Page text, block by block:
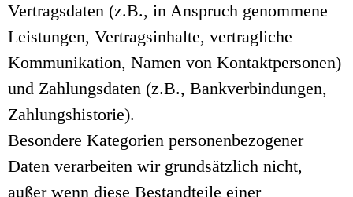
Vertragsdaten (z.B., in Anspruch genommene
Leistungen, Vertragsinhalte, vertragliche
Kommunikation, Namen von Kontaktpersonen)
und Zahlungsdaten (z.B., Bankverbindungen,
Zahlungshistorie).
Besondere Kategorien personenbezogener
Daten verarbeiten wir grundsätzlich nicht,
außer wenn diese Bestandteile einer